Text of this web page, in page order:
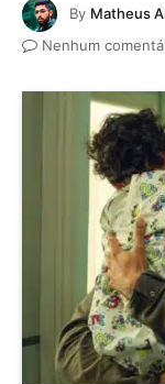
By Matheus
Nenhum